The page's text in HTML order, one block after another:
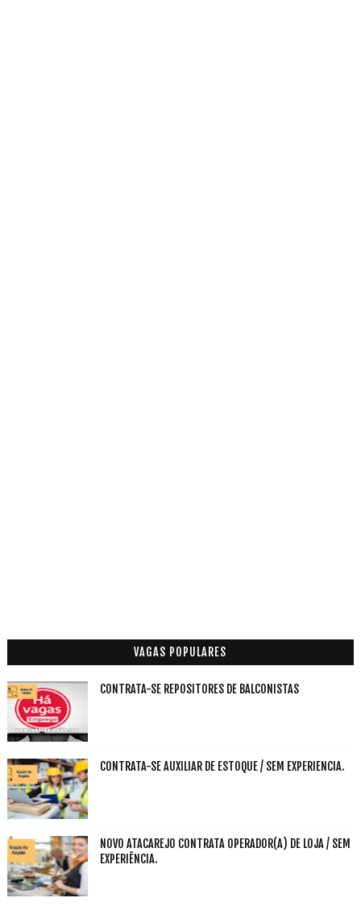
VAGAS POPULARES
CONTRATA-SE REPOSITORES DE BALCONISTAS
CONTRATA-SE AUXILIAR DE ESTOQUE / SEM EXPERIENCIA.
NOVO ATACAREJO CONTRATA OPERADOR(A) DE LOJA / SEM
EXPERIÊNCIA.